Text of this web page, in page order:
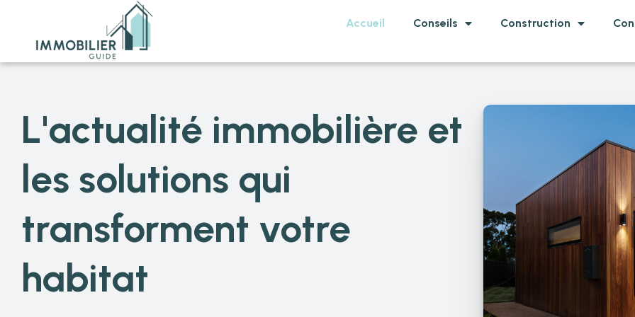
Accueil Conseils Construction
L'actualité immobilière et
les solutions qui
transforment votre
habitat